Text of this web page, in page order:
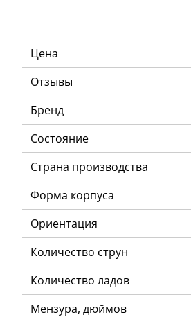
Цена
Отзывы
Бренд
Состояние
Страна производства
Форма корпуса
Ориентация
Количество струн
Количество ладов
Мензура, дюймов